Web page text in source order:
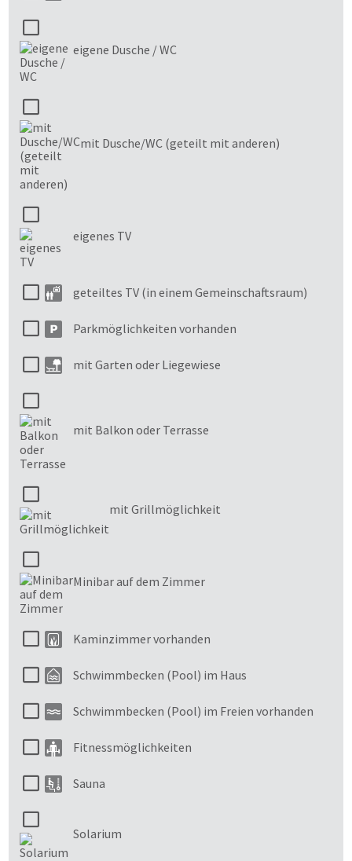
eigene Dusche / WC
mit Dusche/WC (geteilt mit anderen)
eigenes TV
geteiltes TV (in einem Gemeinschaftsraum)
Parkmöglichkeiten vorhanden
mit Garten oder Liegewiese
mit Balkon oder Terrasse
mit Grillmöglichkeit
Minibar auf dem Zimmer
Kaminzimmer vorhanden
Schwimmbecken (Pool) im Haus
Schwimmbecken (Pool) im Freien vorhanden
Fitnessmöglichkeiten
Sauna
Solarium